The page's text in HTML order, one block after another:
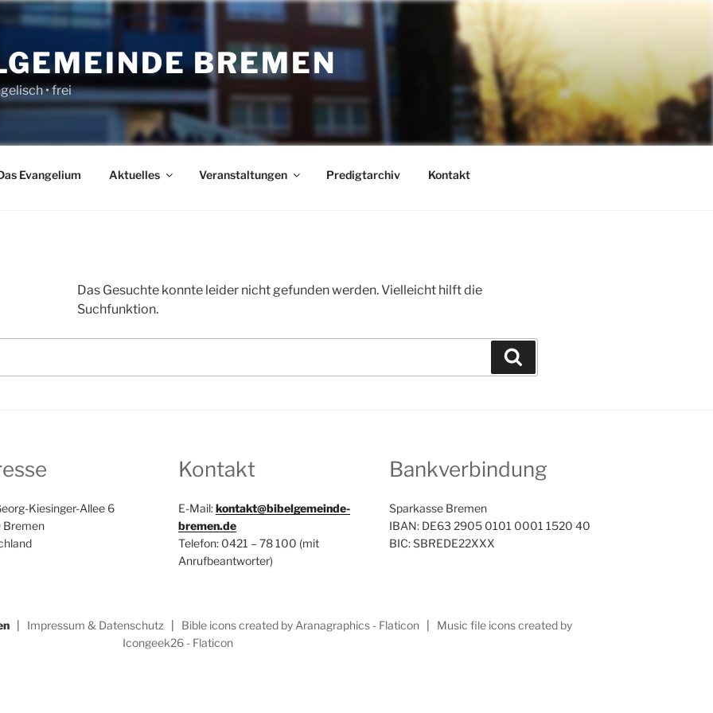
BREMEN
• frei
Evangelium Aktuelles Veranstaltungen Predigtarchiv Kontakt
Das Gesuchte konnte leider nicht gefunden werden. Vielleicht hilft die
Suchfunktion.
Kiesinger-Allee 6
Bremen
Kontakt
E-Mail:kontakt@bibelgemeinde-
bremen.de
Telefon: 0421 – 78 100 (mit
Anrufbeantworter)
Bankverbindung
Sparkasse Bremen
IBAN: DE63 2905 0101 0001 1520 40
BIC: SBREDE22XXX
| Impressum & Datenschutz Bible icons created by Aranagraphics - Flaticon| Music file icons created by
Icongeek26 - Flaticon